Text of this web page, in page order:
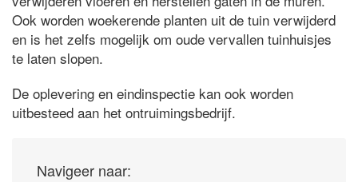
Ook worden woekerende planten uit de tuin verwijderd
en is het zelfs mogelijk om oude vervallen tuinhuisjes
te laten slopen.
De oplevering en eindinspectie kan ook worden
uitbesteed aan het ontruimingsbedrijf.
Navigeer naar: